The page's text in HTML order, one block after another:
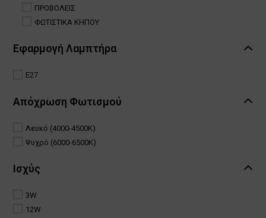
ΠΡΟΒΟΛΕΙΣ
ΦΩΤΙΣΤΙΚΑ ΚΗΠΟΥ
Εφαρμογή Λαμπτήρα
E27
Απόχρωση Φωτισμού
Λευκό (4000-4500Κ)
Ψυχρό (6000-6500Κ)
Ισχύς
3W
12W